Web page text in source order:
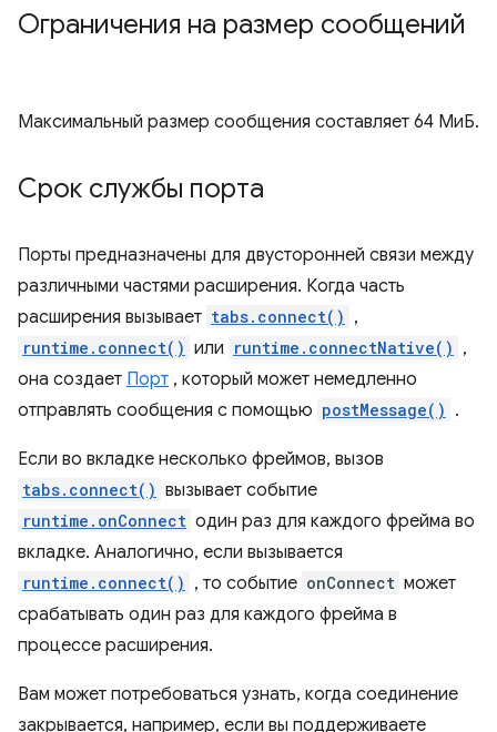
Ограничения на размер сообщений
Максимальный размер сообщения составляет 64 МиБ.
Срок службы порта
Порты предназначены для двусторонней связи между
различными частями расширения. Когда часть
расширения вызывает tabs.connect() ,
runtime.connect() или runtime.connectNative() ,
она создает Порт , который может немедленно
отправлять сообщения с помощью postMessage() .
Если во вкладке несколько фреймов, вызов
tabs.connect() вызывает событие
runtime.onConnect один раз для каждого фрейма во
вкладке. Аналогично, если вызывается
runtime.connect() , то событие onConnect может
срабатывать один раз для каждого фрейма в
процессе расширения.
Вам может потребоваться узнать, когда соединение
закрывается, например, если вы поддерживаете